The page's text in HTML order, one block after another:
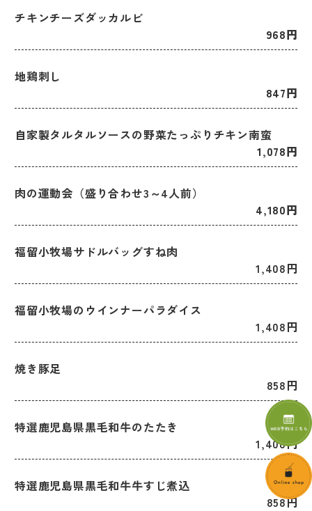
チキンチーズダッカルビ
968円
地鶏刺し
847円
自家製タルタルソースの野菜たっぷりチキン南蛮
1,078円
肉の運動会（盛り合わせ3～4人前）
4,180円
福留小牧場サドルバッグすね肉
1,408円
福留小牧場のウインナーパラダイス
1,408円
焼き豚足
858円
特選鹿児島県黒毛和牛のたたき
1,408円
特選鹿児島県黒毛和牛牛すじ煮込
858円